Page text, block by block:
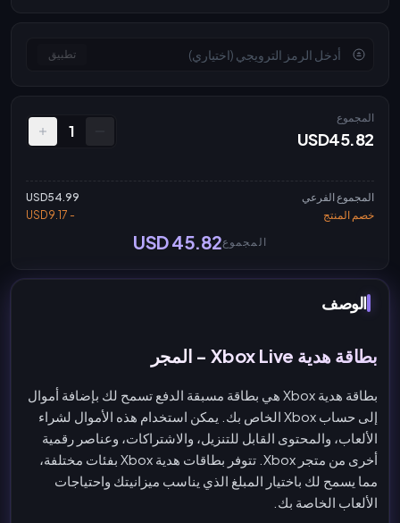
تطبيق
المجموع
USD45.82
1
المجموع الفرعي
USD54.99
خصم المنتج
- USD9.17
المجموعUSD 45.82
الوصف
بطاقة هدية Xbox Live - المجر
بطاقة هدية Xbox هي بطاقة مسبقة الدفع تسمح لك بإضافة أموال
إلى حساب Xbox الخاص بك. يمكن استخدام هذه الأموال لشراء
الألعاب، والمحتوى القابل للتنزيل، والاشتراكات، وعناصر رقمية
أخرى من متجر Xbox. تتوفر بطاقات هدية Xbox بفئات مختلفة،
مما يسمح لك باختيار المبلغ الذي يناسب ميزانيتك واحتياجات
الألعاب الخاصة بك.